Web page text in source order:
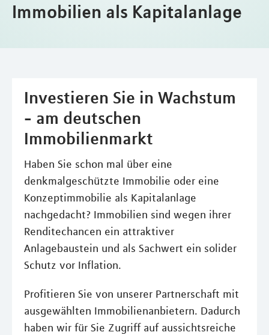
Immobilien als Kapitalanlage
Investieren Sie in Wachstum
- am deutschen
Immobilienmarkt
Haben Sie schon mal über eine
denkmalgeschützte Immobilie oder eine
Konzeptimmobilie als Kapitalanlage
nachgedacht? Immobilien sind wegen ihrer
Renditechancen ein attraktiver
Anlagebaustein und als Sachwert ein solider
Schutz vor Inflation.
Profitieren Sie von unserer Partnerschaft mit
ausgewählten Immobilienanbietern. Dadurch
haben wir für Sie Zugriff auf aussichtsreiche